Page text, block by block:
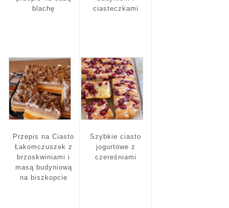
blachę
ciasteczkami
Przepis na Ciasto
Łakomczuszek z
brzoskwiniami i
masą budyniową
na biszkopcie
Szybkie ciasto
jogurtowe z
czereśniami